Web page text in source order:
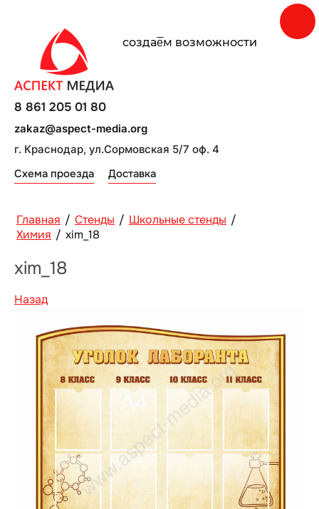
создаe̅м возможности
г. Краснодар, ул.Сормовская 5/7 оф. 4
Схема проезда Доставка
8 861 205 01 80
zakaz@aspect-media.org
Главная / Стенды / Школьные стенды /
Химия / xim_18
xim_18
Назад